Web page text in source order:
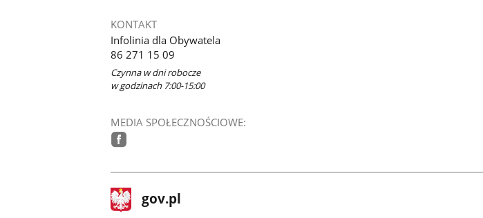
KONTAKT
Infolinia dla Obywatela
86 271 15 09
Czynna w dni robocze
w godzinach 7:00-15:00
MEDIA SPOŁECZNOŚCIOWE:
stopka
gov.pl Strona
gov.pl